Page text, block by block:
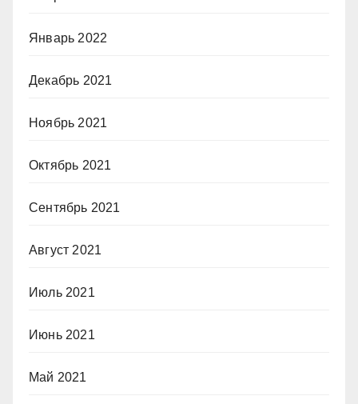
Январь 2022
Декабрь 2021
Ноябрь 2021
Октябрь 2021
Сентябрь 2021
Август 2021
Июль 2021
Июнь 2021
Май 2021